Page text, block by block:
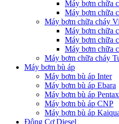
Máy bơm chữa
Máy bơm chữa
Máy bơm chữa cháy
Máy bơm chữa
Máy bơm chữa
Máy bơm chữa
Máy bơm chữa cháy
Máy bơm bù áp
Máy bơm bù áp Inter
Máy bơm bù áp Ebara
Máy bơm bù áp Pentax
Máy bơm bù áp CNP
Máy bơm bù áp
Động Cơ Diesel